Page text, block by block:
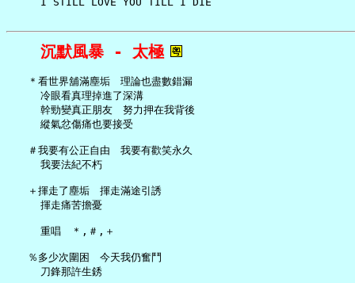
沉默風暴 - 太極
   ＊看世界舖滿塵垢　理論也盡數錯漏
     冷眼看真理掉進了深溝
     幹勁變真正朋友　努力押在我背後
     縱氣忿傷痛也要接受
   ＃我要有公正自由　我要有歡笑永久
     我要法紀不朽
   ＋揮走了塵垢　揮走滿途引誘
     揮走痛苦擔憂
     重唱　＊,＃,＋
   ％多少次圍困　今天我仍奮鬥
     刀鋒那許生銹